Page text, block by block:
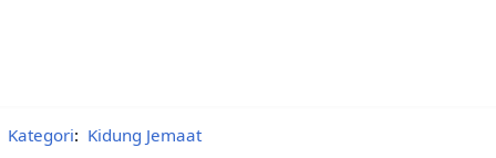
Kategori: Kidung Jemaat